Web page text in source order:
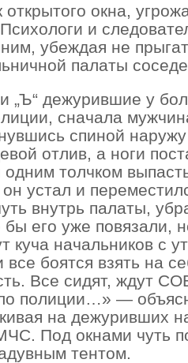
открытого окна,
и
убеждая не
палаты
„Ъ“ дежурившие у
сначала
спиной
отлив, а ноги
толчком
устал и
внутрь палаты,
бы его уже повязали,
куча начальников с
боятся взять на
Все сидят, ждут
полиции…» —
на дежуривших
Под окнами чуть
тентом.